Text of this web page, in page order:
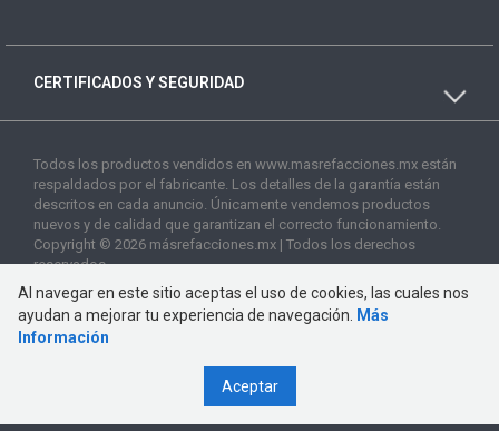
CERTIFICADOS Y SEGURIDAD
Todos los productos vendidos en www.masrefacciones.mx están
respaldados por el fabricante. Los detalles de la garantía están
descritos en cada anuncio. Únicamente vendemos productos
nuevos y de calidad que garantizan el correcto funcionamiento.
Copyright © 2026 másrefacciones.mx | Todos los derechos
reservados
Al navegar en este sitio aceptas el uso de cookies, las cuales nos
ayudan a mejorar tu experiencia de navegación.
Más
Información
Aceptar